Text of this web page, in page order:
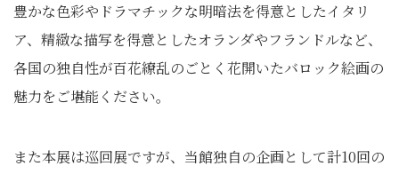
豊かな色彩やドラマチックな明暗法を得意としたイタリ
ア、精緻な描写を得意としたオランダやフランドルなど、
各国の独自性が百花繚乱のごとく花開いたバロック絵画の
魅力をご堪能ください。
また本展は巡回展ですが、当館独自の企画として計10回の